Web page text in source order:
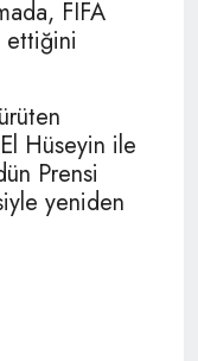
FIFA
ettiğini
Hüseyin ile
Prensi
yeniden